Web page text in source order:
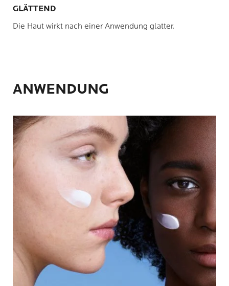
GLÄTTEND
Die Haut wirkt nach einer Anwendung glatter.
ANWENDUNG